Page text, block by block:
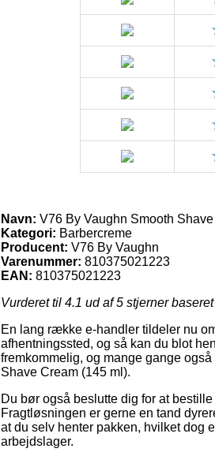
Navn: V76 By Vaughn Smooth
Kategori: Barbercreme
Producent: V76 By Vaughn
Varenummer: 810375021223
EAN: 810375021223
Vurderet til 4.1 ud af 5 stjerner
En lang række e-handler tildeler nu
afhentningssted, og så kan du blot
fremkommelig, og mange gange
Shave Cream (145 ml).
Du bør også beslutte dig for at
Fragtløsningen er gerne en tand
at du selv henter pakken, hvilket dog
arbejdslager.